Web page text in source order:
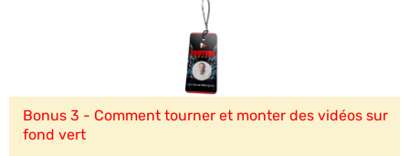
Bonus 3 - Comment tourner et monter des vidéos sur
fond vert